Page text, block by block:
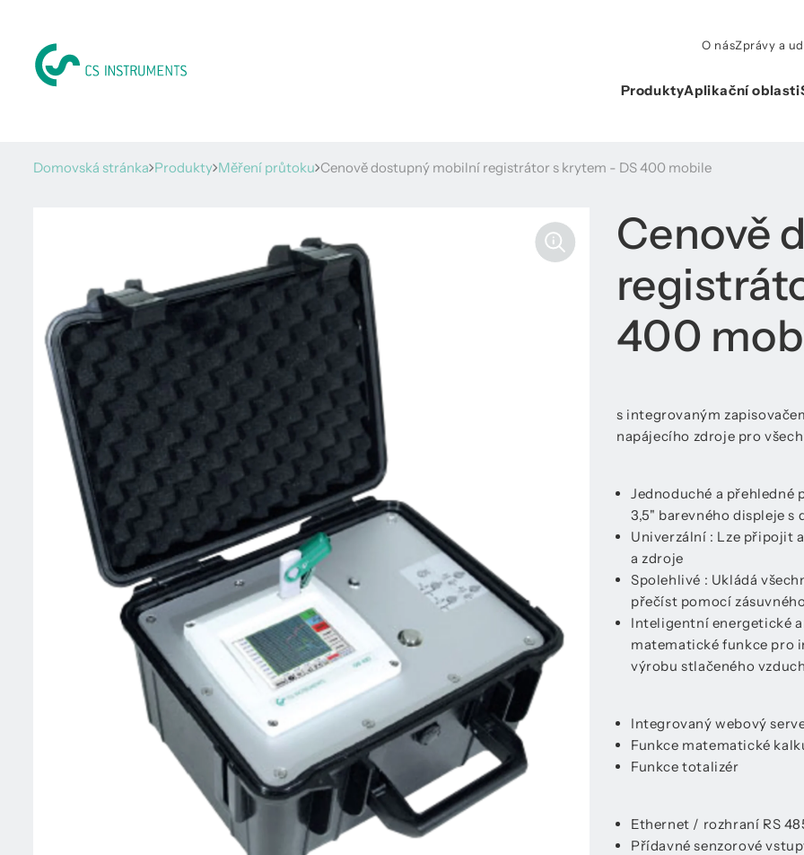
O násZprávy a
ProduktyAplikační oblasti
Domovská stránka Produkty Měření průtoku Cenově dostupný mobilní registrátor s krytem - DS 400 mobile
Cenově
400
s integrovaným
napájecího zdroje pro
Jednoduché a přehledné
3,5" barevného displeje s
Univerzální : Lze připojit
a zdroje
Spolehlivé : Ukládá
přečíst pomocí
Inteligentní energetické
matematické funkce pro
výrobu stlačeného
Integrovaný webový
Funkce matematické
Funkce totalizér
Ethernet / rozhraní RS
Přídavné senzorové